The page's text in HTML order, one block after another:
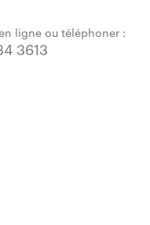
ligne ou téléphoner :
3613